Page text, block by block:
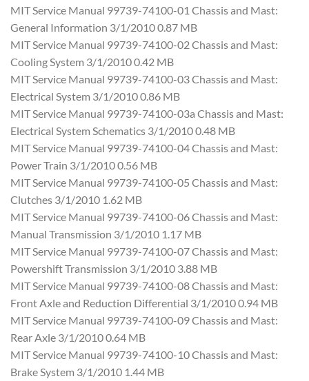
MIT Service Manual 99739-74100-01 Chassis and Mast:
General Information 3/1/2010 0.87 MB
MIT Service Manual 99739-74100-02 Chassis and Mast:
Cooling System 3/1/2010 0.42 MB
MIT Service Manual 99739-74100-03 Chassis and Mast:
Electrical System 3/1/2010 0.86 MB
MIT Service Manual 99739-74100-03a Chassis and Mast:
Electrical System Schematics 3/1/2010 0.48 MB
MIT Service Manual 99739-74100-04 Chassis and Mast:
Power Train 3/1/2010 0.56 MB
MIT Service Manual 99739-74100-05 Chassis and Mast:
Clutches 3/1/2010 1.62 MB
MIT Service Manual 99739-74100-06 Chassis and Mast:
Manual Transmission 3/1/2010 1.17 MB
MIT Service Manual 99739-74100-07 Chassis and Mast:
Powershift Transmission 3/1/2010 3.88 MB
MIT Service Manual 99739-74100-08 Chassis and Mast:
Front Axle and Reduction Differential 3/1/2010 0.94 MB
MIT Service Manual 99739-74100-09 Chassis and Mast:
Rear Axle 3/1/2010 0.64 MB
MIT Service Manual 99739-74100-10 Chassis and Mast:
Brake System 3/1/2010 1.44 MB